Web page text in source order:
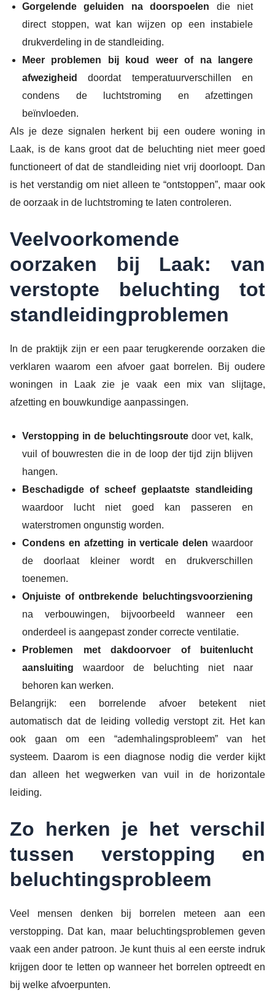
Gorgelende geluiden na doorspoelen die niet
direct stoppen, wat kan wijzen op een instabiele
drukverdeling in de standleiding.
Meer problemen bij koud weer of na langere
afwezigheid
doordat temperatuurverschillen en
condens de luchtstroming en afzettingen
beïnvloeden.
Als je deze signalen herkent bij een oudere woning in
Laak, is de kans groot dat de beluchting niet meer goed
functioneert of dat de standleiding niet vrij doorloopt. Dan
is het verstandig om niet alleen te “ontstoppen”, maar ook
de oorzaak in de luchtstroming te laten controleren.
Veelvoorkomende
oorzaken bij Laak: van
verstopte beluchting tot
standleidingproblemen
In de praktijk zijn er een paar terugkerende oorzaken die
verklaren waarom een afvoer gaat borrelen. Bij oudere
woningen in Laak zie je vaak een mix van slijtage,
afzetting en bouwkundige aanpassingen.
Verstopping in de beluchtingsroute door vet, kalk,
vuil of bouwresten die in de loop der tijd zijn blijven
hangen.
Beschadigde of scheef geplaatste standleiding
waardoor lucht niet goed kan passeren en
waterstromen ongunstig worden.
Condens en afzetting in verticale delen waardoor
de doorlaat kleiner wordt en drukverschillen
toenemen.
Onjuiste of ontbrekende beluchtingsvoorziening
na verbouwingen, bijvoorbeeld wanneer een
onderdeel is aangepast zonder correcte ventilatie.
Problemen met dakdoorvoer of buitenlucht
aansluiting waardoor de beluchting niet naar
behoren kan werken.
Belangrijk: een borrelende afvoer betekent niet
automatisch dat de leiding volledig verstopt zit. Het kan
ook gaan om een “ademhalingsprobleem” van het
systeem. Daarom is een diagnose nodig die verder kijkt
dan alleen het wegwerken van vuil in de horizontale
leiding.
Zo herken je het verschil
tussen verstopping en
beluchtingsprobleem
Veel mensen denken bij borrelen meteen aan een
verstopping. Dat kan, maar beluchtingsproblemen geven
vaak een ander patroon. Je kunt thuis al een eerste indruk
krijgen door te letten op wanneer het borrelen optreedt en
bij welke afvoerpunten.